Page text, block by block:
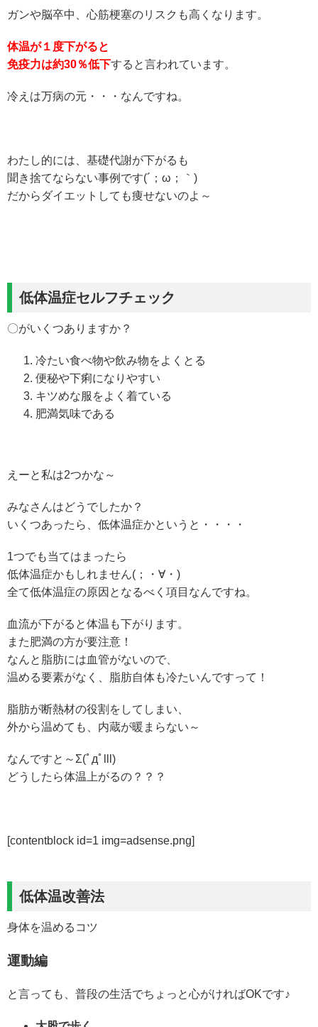
ガンや脳卒中、心筋梗塞のリスクも高くなります。
体温が１度下がると
免疫力は約30％低下すると言われています。
冷えは万病の元・・・なんですね。
わたし的には、基礎代謝が下がるも
聞き捨てならない事例です(´；ω；｀)
だからダイエットしても痩せないのよ～
低体温症セルフチェック
〇がいくつありますか？
冷たい食べ物や飲み物をよくとる
便秘や下痢になりやすい
キツめな服をよく着ている
肥満気味である
えーと私は2つかな～
みなさんはどうでしたか？
いくつあったら、低体温症かというと・・・・
1つでも当てはまったら
低体温症かもしれません(；・∀・)
全て低体温症の原因となるべく項目なんですね。
血流が下がると体温も下がります。
また肥満の方が要注意！
なんと脂肪には血管がないので、
温める要素がなく、脂肪自体も冷たいんですって！
脂肪が断熱材の役割をしてしまい、
外から温めても、内蔵が暖まらない～
なんですと～Σ(ﾟдﾟlll)
どうしたら体温上がるの？？？
[contentblock id=1 img=adsense.png]
低体温改善法
身体を温めるコツ
運動編
と言っても、普段の生活でちょっと心がければOKです♪